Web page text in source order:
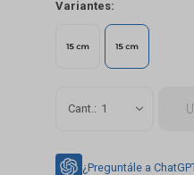
Variantes:
1
¿Preguntále a